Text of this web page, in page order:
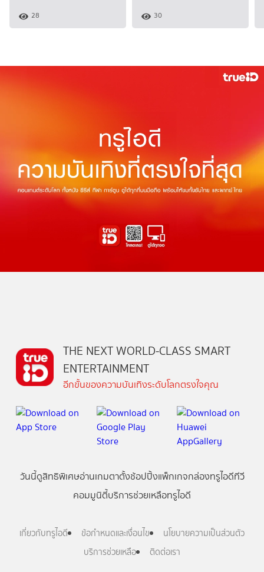
28 30
THE NEXT WORLD-CLASS SMART
ENTERTAINMENT
อีกขั้นของความบันเทิงระดับโลกตรงใจคุณ
วันนี้ดูสิทธิพิเศษอ่านเกมตาตั้งช้อปปิ้งแพ็กเกจกล่องทรูไอดีทีวี
คอมมูนิตี้บริการช่วยเหลือทรูไอดี
เกี่ยวกับทรูไอดี ข้อกำหนดและเงื่อนไข
นโยบายความเป็นส่วนตัว
บริการช่วยเหลือ
ติดต่อเรา